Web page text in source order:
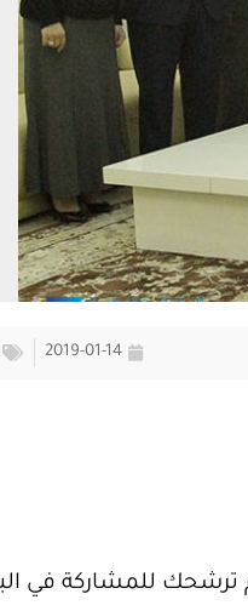
2019-01-14
ترشحك للمشاركة في